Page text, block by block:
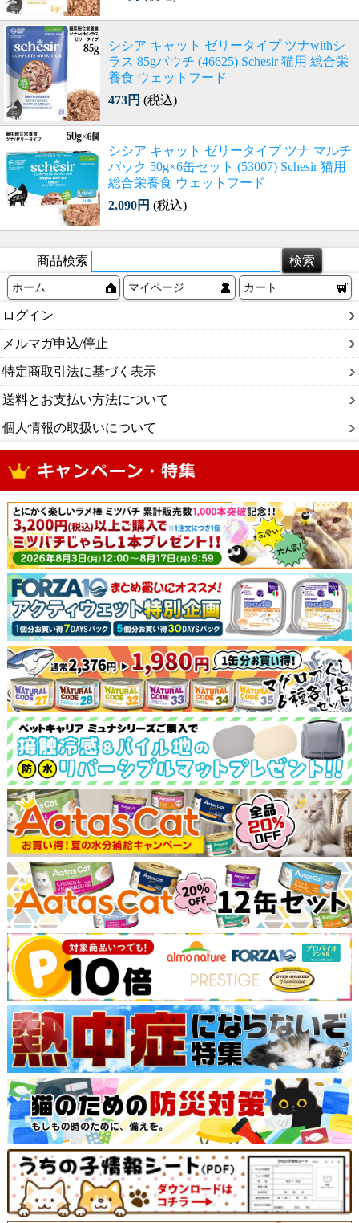
シシア キャット ゼリータイプ ツナwithシ
ラス 85gパウチ (46625) Schesir 猫用 総合栄
養食 ウェットフード
473円 (税込)
シシア キャット ゼリータイプ ツナ マルチ
パック 50g×6缶セット (53007) Schesir 猫用
総合栄養食 ウェットフード
2,090円 (税込)
商品検索
ホーム マイページ カート
ログイン
メルマガ申込/停止
特定商取引法に基づく表示
送料とお支払い方法について
個人情報の取扱いについて